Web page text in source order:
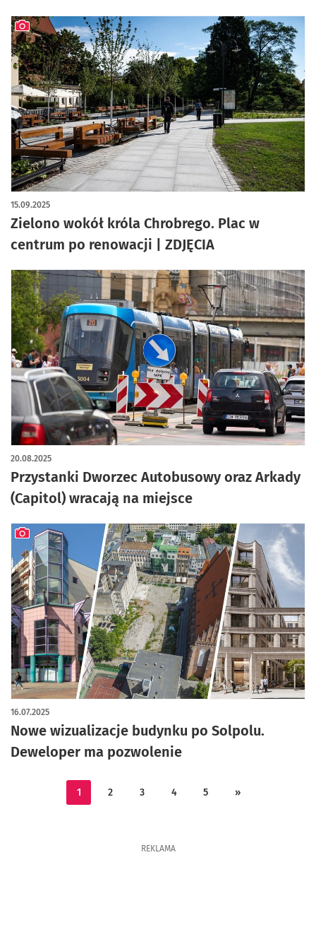
Zielono wokół króla Chrobrego. Plac w
centrum po renowacji | ZDJĘCIA
15.09.2025
artykuł z galerią zdjęć
Przystanki Dworzec Autobusowy oraz Arkady
(Capitol) wracają na miejsce
20.08.2025
Nowe wizualizacje budynku po Solpolu.
Deweloper ma pozwolenie
16.07.2025
artykuł z galerią zdjęć
1 2 3 4 5 »
REKLAMA